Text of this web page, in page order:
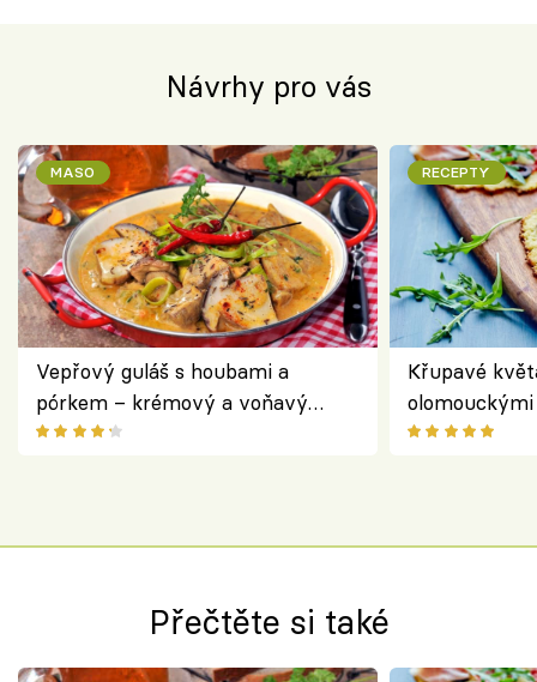
Návrhy pro vás
MASO
Vepřový guláš s houbami a
pórkem – krémový a voňavý
pokrm z jednoho hrnce
RECEPTY
Křupavé
bezlepkový
Přečtěte si také